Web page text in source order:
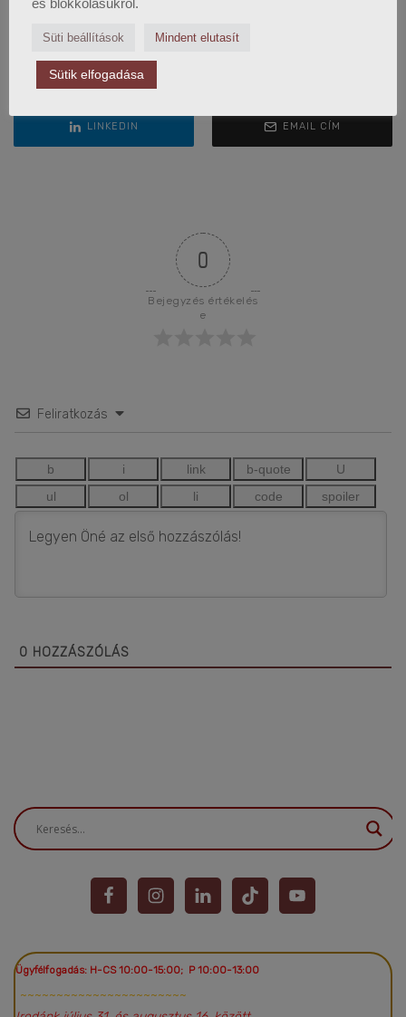
FACEBOOK
LINKEDIN EMAIL CÍM
0
Bejegyzés értékelés
e
Feliratkozás
0 HOZZÁSZÓLÁS
Ügyfélfogadás: H-CS 10:00-15:00; P 10:00-13:00
~~~~~~~~~~~~~~~~~~~~~~~
és blokkolásukról.
Süti beállítások Mindent elutasít
Sütik elfogadása